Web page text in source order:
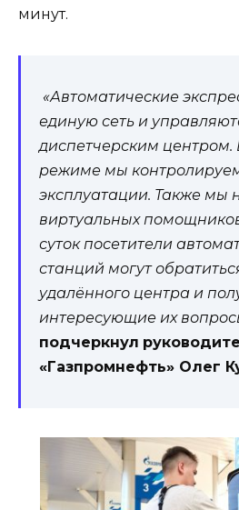
минут.
«Автоматические
единую сеть и
диспетчерским центром.
режиме мы
эксплуатации. Также мы
виртуальных
суток посетители
станций могут
удалённого центра и
интересующие их
подчеркнул
«Газпромнефть» Олег